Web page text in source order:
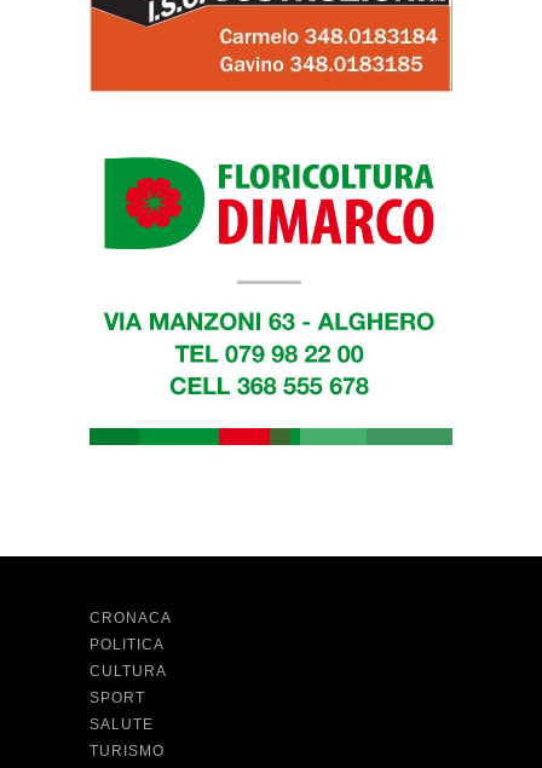
CRONACA
POLITICA
CULTURA
SPORT
SALUTE
TURISMO